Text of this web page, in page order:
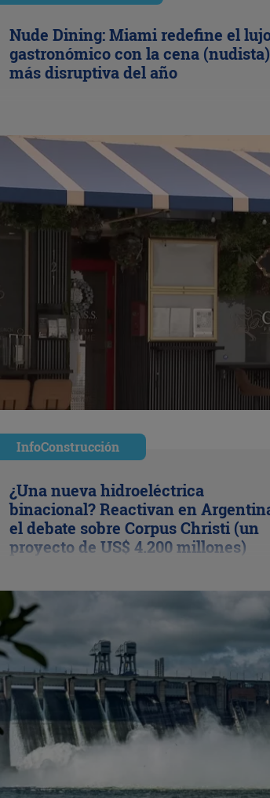
Nude Dining: Miami redefine el
gastronómico con la cena (nudista)
más disruptiva del año
InfoConstrucción
¿Una nueva hidroeléctrica
binacional? Reactivan en
el debate sobre Corpus Christi (un
proyecto de US$ 4.200 millones)